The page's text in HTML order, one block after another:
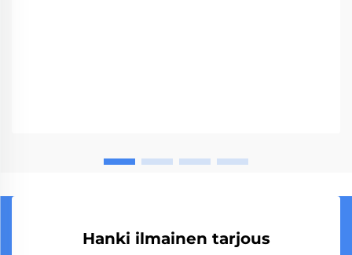
Hanki ilmainen tarjous